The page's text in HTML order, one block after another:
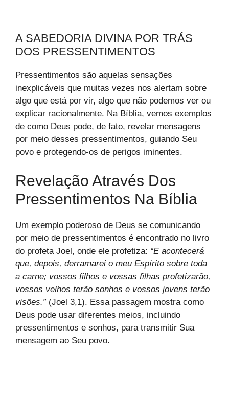
A SABEDORIA DIVINA POR TRÁS
DOS PRESSENTIMENTOS
Pressentimentos são aquelas sensações
inexplicáveis que muitas vezes nos alertam sobre
algo que está por vir, algo que não podemos ver ou
explicar racionalmente. Na Bíblia, vemos exemplos
de como Deus pode, de fato, revelar mensagens
por meio desses pressentimentos, guiando Seu
povo e protegendo-os de perigos iminentes.
Revelação Através Dos
Pressentimentos Na Bíblia
Um exemplo poderoso de Deus se comunicando
por meio de pressentimentos é encontrado no livro
do profeta Joel, onde ele profetiza: “E acontecerá
que, depois, derramarei o meu Espírito sobre toda
a carne; vossos filhos e vossas filhas profetizarão,
vossos velhos terão sonhos e vossos jovens terão
visões.”(Joel 3,1). Essa passagem mostra como
Deus pode usar diferentes meios, incluindo
pressentimentos e sonhos, para transmitir Sua
mensagem ao Seu povo.